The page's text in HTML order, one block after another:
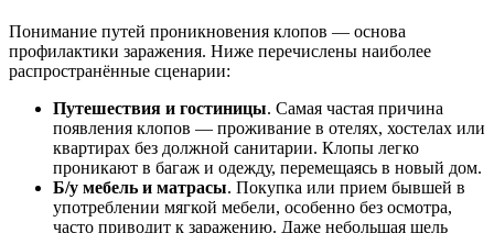
Понимание путей проникновения клопов — основа
профилактики заражения. Ниже перечислены наиболее
распространённые сценарии:
Путешествия и гостиницы. Самая частая причина
появления клопов — проживание в отелях, хостелах или
квартирах без должной санитарии. Клопы легко
проникают в багаж и одежду, перемещаясь в новый дом.
Б/у мебель и матрасы. Покупка или прием бывшей в
употреблении мягкой мебели, особенно без осмотра,
часто приводит к заражению. Даже небольшая щель